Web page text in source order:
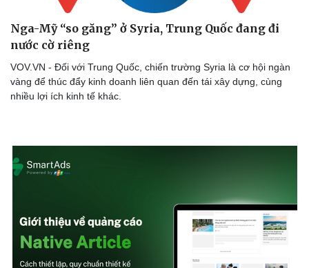
Nga-Mỹ “so găng” ở Syria, Trung Quốc đang đi
nước cờ riêng
VOV.VN - Đối với Trung Quốc, chiến trường Syria là cơ hội ngàn
vàng để thúc đẩy kinh doanh liên quan đến tái xây dựng, cùng
nhiều lợi ích kinh tế khác.